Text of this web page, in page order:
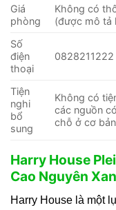
Giá
phòng
Không có
(được mô tả
Số
điện
thoại
0828211222
Tiện
nghi
bổ
sung
Không có
các nguồn
chỗ ở cơ
Harry House
Cao Nguyên
Harry House là một